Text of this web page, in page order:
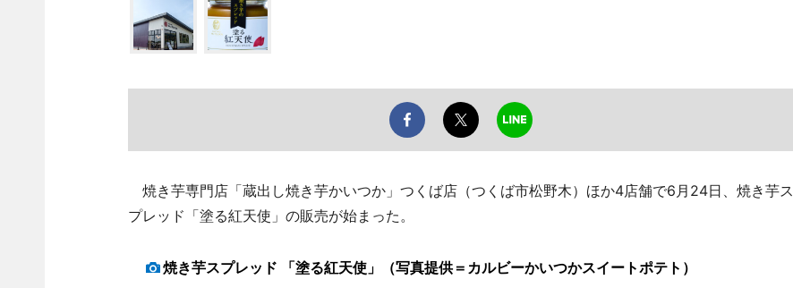
焼き芋専門店「蔵出し焼き芋かいつか」つくば店（つくば市松野木）ほか4店舗で6月24日、焼き芋ス
プレッド「塗る紅天使」の販売が始まった。
焼き芋スプレッド 「塗る紅天使」（写真提供＝カルビーかいつかスイートポテト）